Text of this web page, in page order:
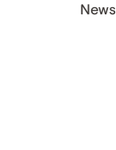
News